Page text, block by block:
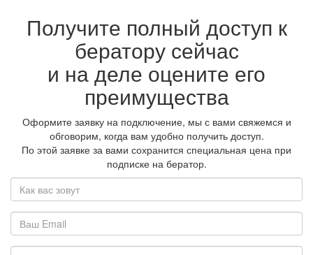
Получите полный доступ к
бератору сейчас
и на деле оцените его
преимущества
Оформите заявку на подключение, мы с вами свяжемся и
обговорим, когда вам удобно получить доступ.
По этой заявке за вами сохранится специальная цена при
подписке на бератор.